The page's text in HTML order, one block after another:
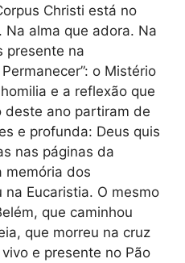
Christi está no
Na alma que adora. Na
presente na
o Mistério
e a reflexão que
deste ano partiram de
e profunda: Deus quis
nas páginas da
memória dos
Eucaristia. O mesmo
que caminhou
que morreu na cruz
e presente no Pão